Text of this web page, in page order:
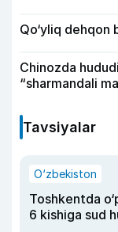
Qo‘yliq
Chinozda
“sharmandali
Tavsiyalar
O‘zbekiston
Toshkentda
6 kishiga sud